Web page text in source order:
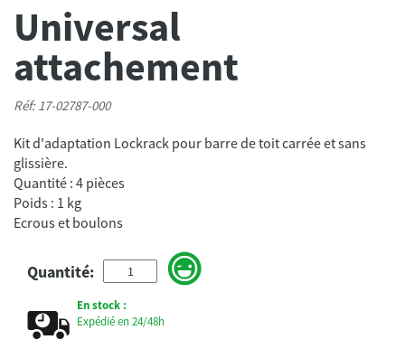
Universal
attachement
Réf: 17-02787-000
Kit d'adaptation Lockrack pour barre de toit carrée et sans
glissière.
Quantité : 4 pièces
Poids : 1 kg
Ecrous et boulons
Quantité:
En stock :
Expédié en 24/48h